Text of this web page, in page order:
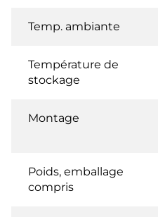
Temp. ambiante
Température de
stockage
Montage
Poids, emballage
compris